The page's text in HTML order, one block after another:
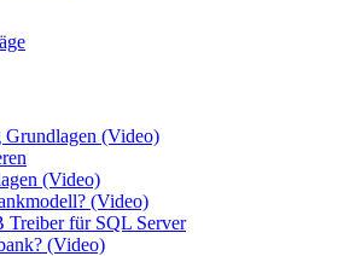
Grundlagen (Video)
(Video)
(Video)
für SQL Server
(Video)